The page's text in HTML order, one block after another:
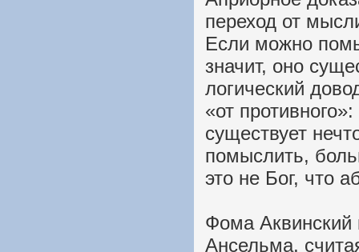
переход от
Если можно
значит, оно
логический
«от
существует
помыслить,
это не Бог, что
Фома Аквинский
Ансельма,